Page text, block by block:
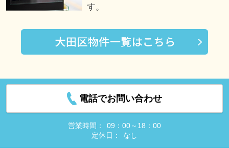
す。
電話でお問い合わせ
営業時間：
09：00～18：00
定休日：
なし